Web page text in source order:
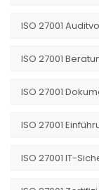
ISO 27001
ISO 27001
ISO 27001
ISO 27001
ISO 27001 IT-